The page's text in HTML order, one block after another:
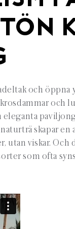
och
och
skapar
utan viskar. Och
som ofta